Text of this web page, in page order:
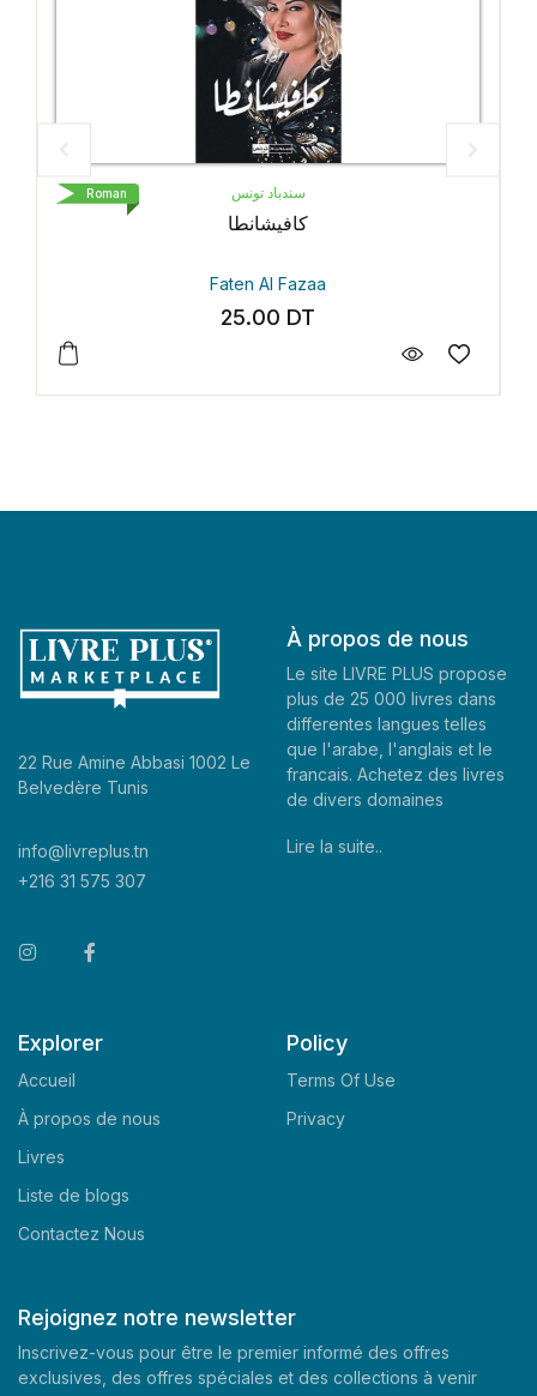
سندباد تونس
22 Rue Amine Abbasi 1002 Le
Belvedère Tunis
info@livreplus.tn
+216 31 575 307
À propos de nous
Le site LIVRE PLUS propose
plus de 25 000 livres dans
differentes langues telles
que l'arabe, l'anglais et le
francais. Achetez des livres
de divers domaines
Lire la suite..
Explorer
Accueil
À propos de nous
Livres
Liste de blogs
Contactez Nous
Policy
Terms Of Use
Privacy
Rejoignez notre newsletter
Inscrivez-vous pour être le premier informé des offres
exclusives, des offres spéciales et des collections à venir